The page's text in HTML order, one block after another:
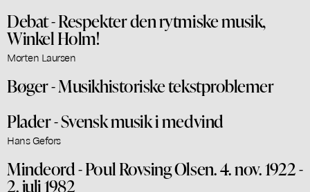
Debat - Respekter den rytmiske musik,
Winkel Holm!
Morten Laursen
Bøger - Musikhistoriske tekstproblemer
Plader - Svensk musik i medvind
Hans Gefors
Mindeord - Poul Rovsing Olsen. 4. nov. 1922 -
2. juli 1982